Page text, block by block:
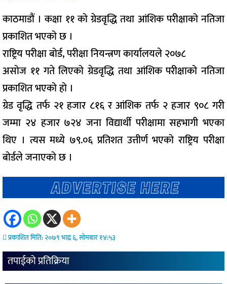
काठमाडौं । कक्षा ११ को ग्रेडवृद्धि तथा आंशिक परीक्षाको नतिजा
प्रकाशित भएको छ ।
राष्ट्रिय परीक्षा बोर्ड, परीक्षा नियन्त्रण कार्यालयले २०७८
असोज ११ गते लिएको ग्रेडवृद्धि तथा आंशिक परीक्षाको नतिजा
प्रकाशित भएको हो ।
ग्रेड वृद्धि तर्फ २१ हजार ८१६ र आंशिक तर्फ २ हजार ९०८ गरी
जम्मा २४ हजार ७२४ जना विद्यार्थी परीक्षामा सहभागी भएका
थिए । त्यस मध्ये ७९.०६ प्रतिशत उत्तीर्ण भएको राष्ट्रिय परीक्षा
बोर्डले जनाएको छ ।
प्रकाशित मिति: २०७९ भाद्र ६, सोमबार १४:५३
तपाईको प्रतिक्रिया